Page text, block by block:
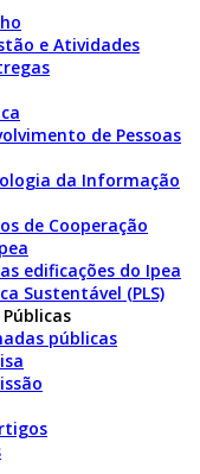
e Atividades
de Pessoas
da Informação
de Cooperação
edificações do Ipea
Sustentável (PLS)
públicas